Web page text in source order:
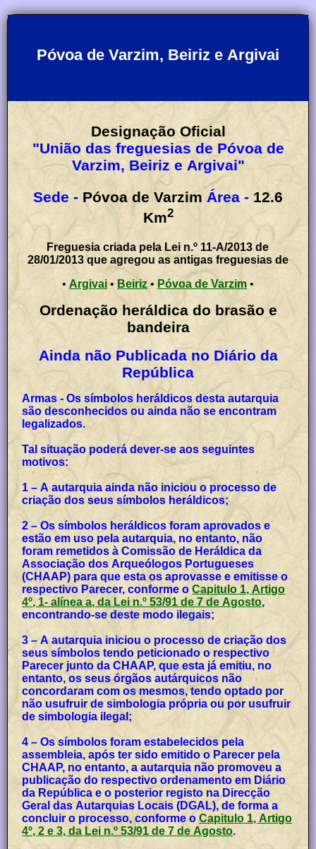
Póvoa de Varzim, Beiriz e Argivai
Designação Oficial
"União das freguesias de Póvoa de
Varzim, Beiriz e Argivai"
Sede - Póvoa de Varzim Área - 12.6
Km2
Freguesia criada pela Lei n.º 11-A/2013 de
28/01/2013 que agregou as antigas freguesias de
•Argivai • Beiriz • Póvoa de Varzim •
Ordenação heráldica do brasão e
bandeira
Ainda não Publicada no Diário da
República
Armas - Os símbolos heráldicos desta autarquia
são desconhecidos ou ainda não se encontram
legalizados.
Tal situação poderá dever-se aos seguintes
motivos:
1 – A autarquia ainda não iniciou o processo de
criação dos seus símbolos heráldicos;
2 – Os símbolos heráldicos foram aprovados e
estão em uso pela autarquia, no entanto, não
foram remetidos à Comissão de Heráldica da
Associação dos Arqueólogos Portugueses
(CHAAP) para que esta os aprovasse e emitisse o
respectivo Parecer, conforme oCapitulo 1, Artigo
4º, 1- alínea a, da Lei n.º 53/91 de 7 de Agosto,
encontrando-se deste modo ilegais;
3 – A autarquia iniciou o processo de criação dos
seus símbolos tendo peticionado o respectivo
Parecer junto da CHAAP, que esta já emitiu, no
entanto, os seus órgãos autárquicos não
concordaram com os mesmos, tendo optado por
não usufruir de simbologia própria ou por usufruir
de simbologia ilegal;
4 – Os símbolos foram estabelecidos pela
assembleia, após ter sido emitido o Parecer pela
CHAAP, no entanto, a autarquia não promoveu a
publicação do respectivo ordenamento em Diário
da República e o posterior registo na Direcção
Geral das Autarquias Locais (DGAL), de forma a
concluir o processo, conforme oCapitulo 1, Artigo
4º, 2 e 3, da Lei n.º 53/91 de 7 de Agosto.